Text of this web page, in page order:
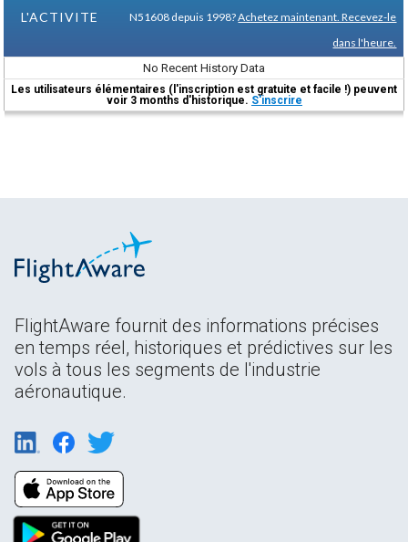
L'ACTIVITE
N51608 depuis 1998?Achetez maintenant. Recevez-le
dans l'heure.
No Recent History Data
Les utilisateurs élémentaires (l'inscription est gratuite et facile !) peuvent
voir 3 months d'historique. S'inscrire
FlightAware fournit des informations précises
en temps réel, historiques et prédictives sur les
vols à tous les segments de l'industrie
aéronautique.